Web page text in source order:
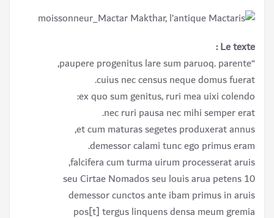
Le texte :
“paupere progenitus lare sum paruoq. parente,
cuius nec census neque domus fuerat.
ex quo sum genitus, ruri mea uixi colendo:
nec ruri pausa nec mihi semper erat.
et cum maturas segetes produxerat annus,
demessor calami tunc ego primus eram.
falcifera cum turma uirum processerat aruis,
10 seu Cirtae Nomados seu louis arua petens
demessor cunctos ante ibam primus in aruis
pos[t] tergus linquens densa meum gremia